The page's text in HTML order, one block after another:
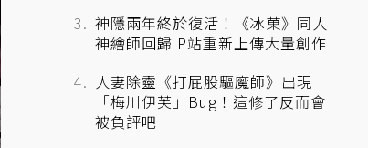
神隱兩年終於復活！《冰菓》同人
神繪師回歸 P站重新上傳大量創作
人妻除靈《打屁股驅魔師》出現
「梅川伊芙」Bug！這修了反而會
被負評吧